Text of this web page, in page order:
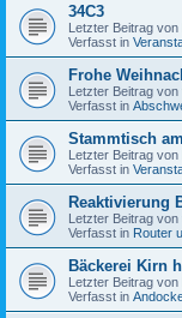
34C3
Letzter Beitrag von
Verfasst in
Frohe
Letzter Beitrag von
Verfasst in
Stammtisch
Letzter Beitrag von
Verfasst in
Reaktivierung
Letzter Beitrag von
Verfasst in Router
Bäckerei Kirn
Letzter Beitrag von
Verfasst in